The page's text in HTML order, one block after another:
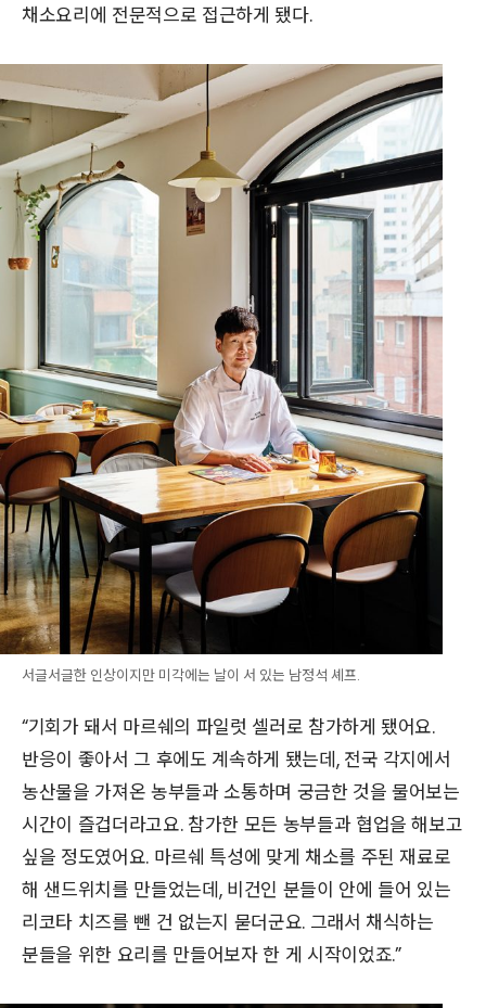
채소요리에 전문적으로 접근하게 됐다.
서글서글한 인상이지만 미각에는 날이 서 있는 남정석 셰프.
“기회가 돼서 마르쉐의 파일럿 셀러로 참가하게 됐어요.
반응이 좋아서 그 후에도 계속하게 됐는데, 전국 각지에서
농산물을 가져온 농부들과 소통하며 궁금한 것을 물어보는
시간이 즐겁더라고요. 참가한 모든 농부들과 협업을 해보고
싶을 정도였어요. 마르쉐 특성에 맞게 채소를 주된 재료로
해 샌드위치를 만들었는데, 비건인 분들이 안에 들어 있는
리코타 치즈를 뺀 건 없는지 묻더군요. 그래서 채식하는
분들을 위한 요리를 만들어보자 한 게 시작이었죠.”